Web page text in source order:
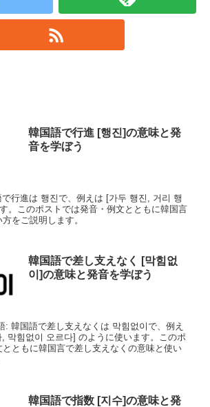
韓国語で行進 [행진]の意味と発
音を学ぼう
行進は 행진で、例えは [가두 행진, 거리 행
。このポストでは発音・例文とともに韓国言
をご説明します。
韓国語で差し支えなく [막힘없
이]の意味と発音を学ぼう
: 韓国語で差し支えなくは 막힘없이で、例え
막힘없이 오르다] のように使います。このポ
ともに韓国言で差し支えなくの意味と使い
韓国語で指数 [지수]の意味と発